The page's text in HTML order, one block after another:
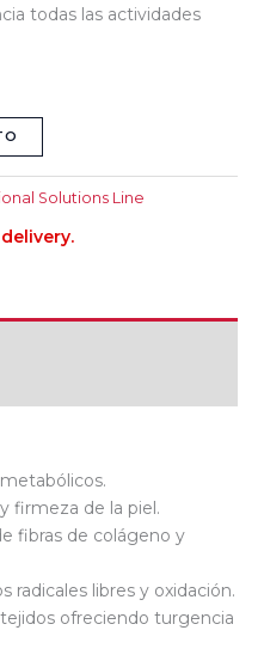
todas las actividades
Solutions Line
firmeza de la piel.
fibras de colágeno y
radicales libres y oxidación.
ofreciendo turgencia